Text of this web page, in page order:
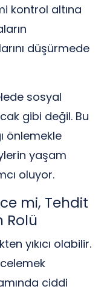
kontrol altına
düşürmede
sosyal
gibi değil. Bu
önlemekle
yaşam
oluyor.
mi, Tehdit
Rolü
yıkıcı olabilir.
ciddi